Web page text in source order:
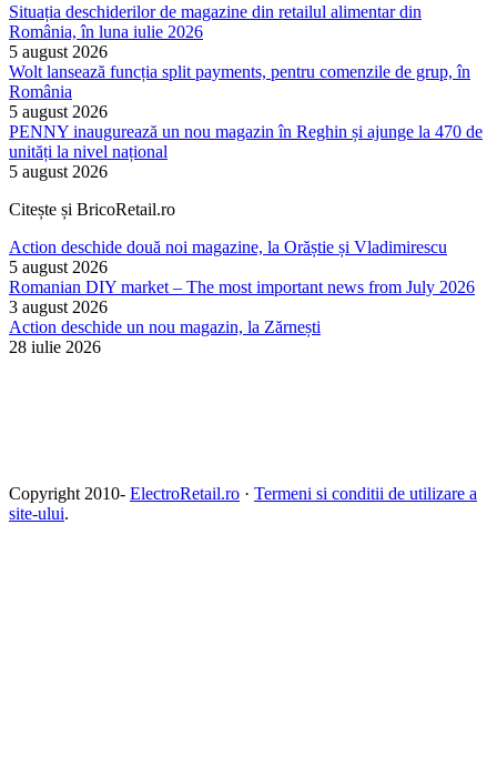
Situația deschiderilor de magazine din retailul alimentar din
România, în luna iulie 2026
5 august 2026
Wolt lansează funcția split payments, pentru comenzile de grup, în
România
5 august 2026
PENNY inaugurează un nou magazin în Reghin și ajunge la 470 de
unități la nivel național
5 august 2026
Citește și BricoRetail.ro
Action deschide două noi magazine, la Orăștie și Vladimirescu
5 august 2026
Romanian DIY market – The most important news from July 2026
3 august 2026
Action deschide un nou magazin, la Zărnești
28 iulie 2026
Copyright 2010- ElectroRetail.ro · Termeni si conditii de utilizare a
site-ului.